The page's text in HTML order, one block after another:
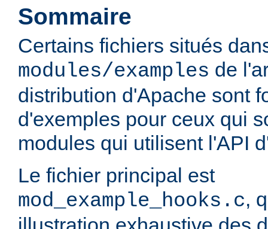
Sommaire
Certains fichiers situés
modules/examples de
distribution d'Apache sont
d'exemples pour ceux qui
modules qui utilisent l'API
Le fichier principal est
mod_example_hooks.c,